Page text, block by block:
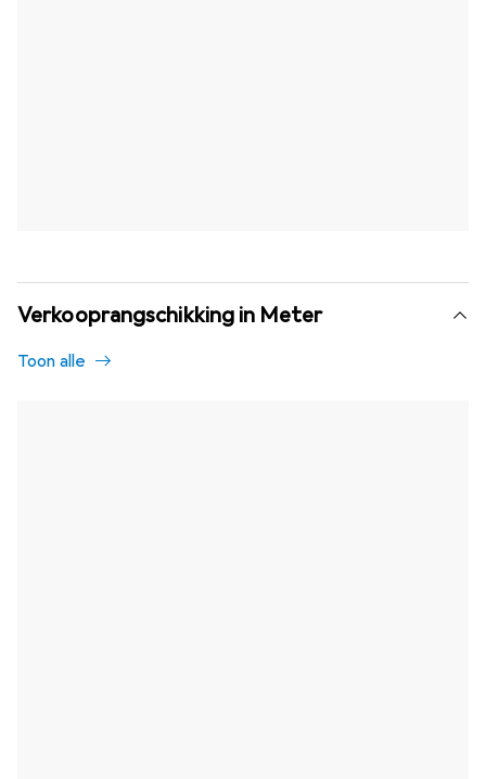
Verkooprangschikking in Meter
Toon alle